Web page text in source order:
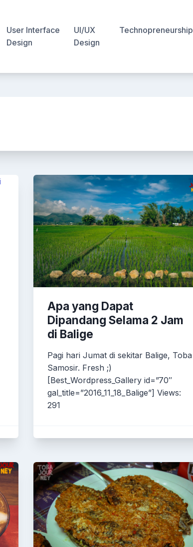
User Interface
Design
UI/UX
Design
Technopreneurship
Apa yang Dapat
Dipandang Selama 2 Jam
di Balige
Pagi hari Jumat di sekitar Balige, Toba
Samosir. Fresh ;)
[Best_Wordpress_Gallery id=”70″
gal_title=”2016_11_18_Balige”] Views:
291